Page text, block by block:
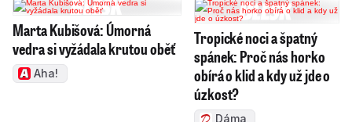
Marta Kubišová: Úmorná
vedra si vyžádala krutou oběť
Aha!
Tropické noci a špatný
spánek: Proč nás horko
obírá o klid a kdy už jde o
úzkost?
Dáma